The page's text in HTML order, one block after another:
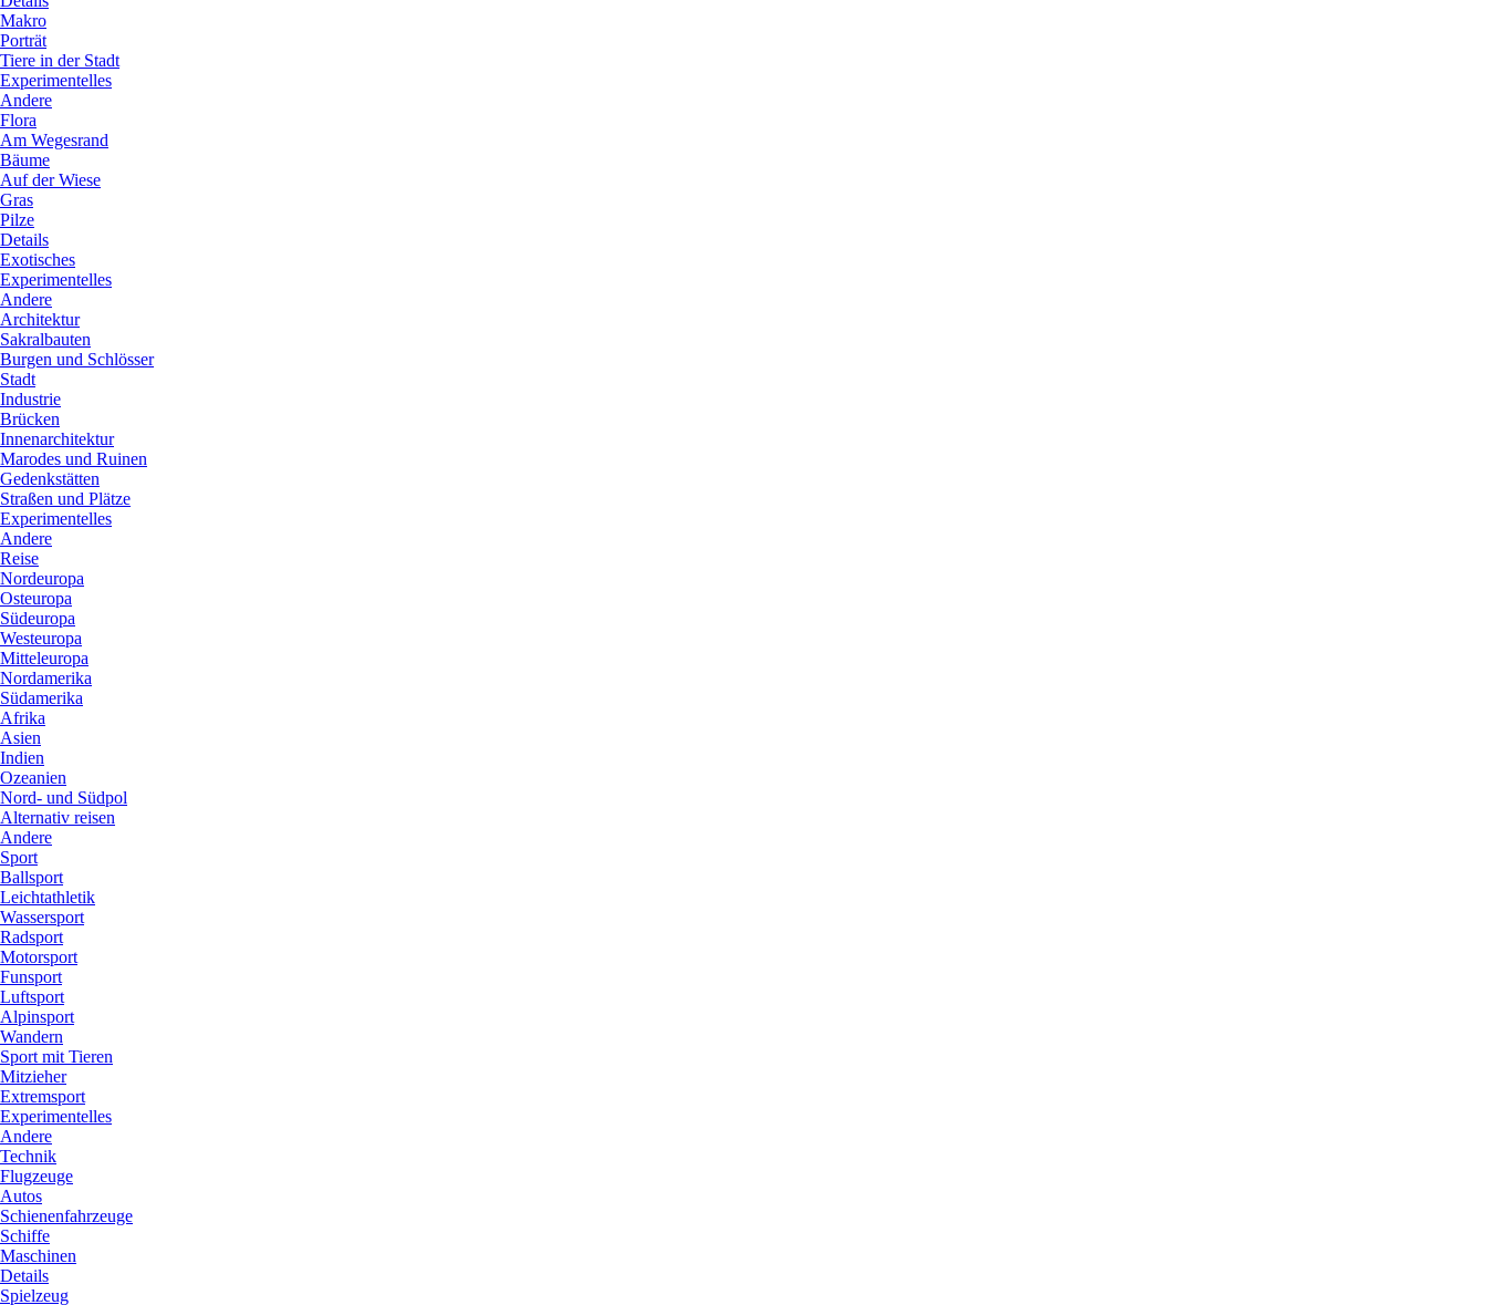
Makro
Porträt
Tiere in der Stadt
Experimentelles
Andere
Flora
Am Wegesrand
Bäume
Auf der Wiese
Gras
Pilze
Details
Exotisches
Experimentelles
Andere
Architektur
Sakralbauten
Burgen und Schlösser
Stadt
Industrie
Brücken
Innenarchitektur
Marodes und Ruinen
Gedenkstätten
Straßen und Plätze
Experimentelles
Andere
Reise
Nordeuropa
Osteuropa
Südeuropa
Westeuropa
Mitteleuropa
Nordamerika
Südamerika
Afrika
Asien
Indien
Ozeanien
Nord- und Südpol
Alternativ reisen
Andere
Sport
Ballsport
Leichtathletik
Wassersport
Radsport
Motorsport
Funsport
Luftsport
Alpinsport
Wandern
Sport mit Tieren
Mitzieher
Extremsport
Experimentelles
Andere
Technik
Flugzeuge
Autos
Schienenfahrzeuge
Schiffe
Maschinen
Details
Spielzeug